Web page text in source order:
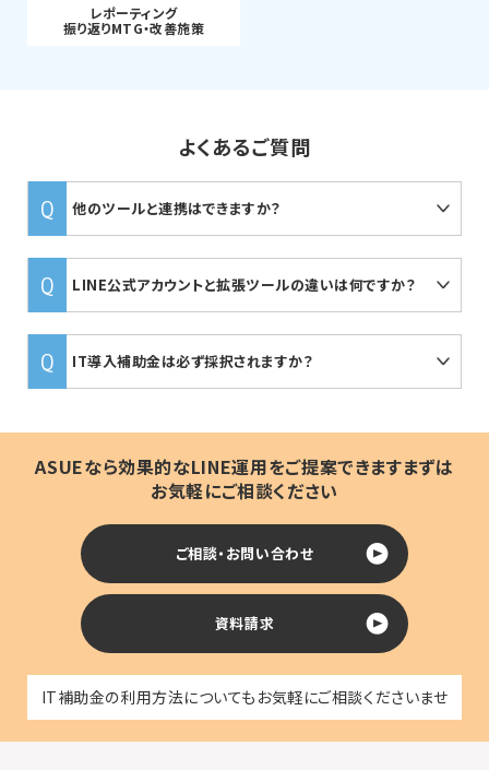
レポーティング
振り返りMTG・改善施策
よくあるご質問
他のツールと連携はできますか？
LINE公式アカウントと拡張ツールの違いは何ですか？
IT導入補助金は必ず採択されますか？
ASUEなら効果的なLINE運用をご提案できますまずは
お気軽にご相談ください
ご相談・お問い合わせ
資料請求
IT補助金の利用方法についてもお気軽にご相談くださいませ